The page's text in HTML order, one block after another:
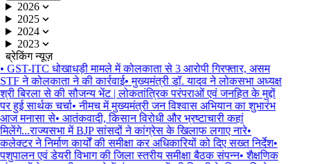
2026
2025
2024
2023
ब्रेकिंग न्यूज़
GST-ITC धोखाधड़ी मामले में कोलकाता से 3 आरोपी गिरफ्तार, असम
ने कोलकाता ने की कार्रवाई•मुख्यमंत्री डॉ. यादव ने लोकसभा अध्यक्ष
बिरला से की सौजन्य भेंट | लोकतांत्रिक परंपराओं एवं जनहित के मुद्दों
हुई सार्थक चर्चा•नीमच में मुख्यमंत्री जन विश्वास अभियान का शुभारंभ
मनासा से• आतंकवादी, किसान विरोधी और भ्रष्टाचारी कहां
में BJP सांसदों ने कांग्रेस के खिलाफ लगाए नारे•
ने निर्माण कार्यों की समीक्षा कर अधिकारियों को दिए सख्त निर्देश•
एवं डेयरी विभाग की जिला स्तरीय समीक्षा बैठक संपन्न•शैक्षणिक